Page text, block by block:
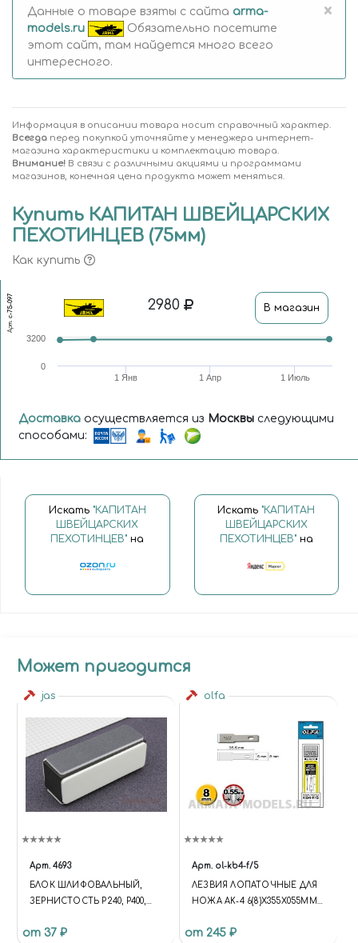
Данные о товаре взяты с сайта arma-
models.ru
Обязательно посетите
этот сайт, там найдется много всего
интересного.
×
Информация в описании товара носит справочный характер.
Всегда перед покупкой уточняйте у менеджера интернет-
магазина характеристики и комплектацию товара.
Внимание! В связи с различными акциями и программами
магазинов, конечная цена продукта может меняться.
Купить КАПИТАН ШВЕЙЦАРСКИХ
ПЕХОТИНЦЕВ (75мм)
Как купить
Арт.
c-75-097 2980 В магазин
1 Янв 1 Апр 1 Июль
0
3200
Доставка осуществляется из Москвы следующими
способами:
Искать "КАПИТАН
ШВЕЙЦАРСКИХ
ПЕХОТИНЦЕВ" на
Искать "КАПИТАН
ШВЕЙЦАРСКИХ
ПЕХОТИНЦЕВ"на
Может пригодится
jas
Арт. 4693
БЛОК ШЛИФОВАЛЬНЫЙ,
ЗЕРНИСТОСТЬ P240, P400,
от 37 ₽
olfa
Арт. ol-kb4-f/5
ЛЕЗВИЯ ЛОПАТОЧНЫЕ ДЛЯ
НОЖА AK-4 6(8)Х355Х055ММ
от 245 ₽